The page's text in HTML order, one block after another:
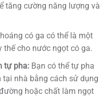
tăng cường năng lượng và
có ga có thể là một
cho nước ngọt có ga.
tự pha:Bạn có thể tự pha
nhà bằng cách sử dụng
hoặc chất làm ngọt